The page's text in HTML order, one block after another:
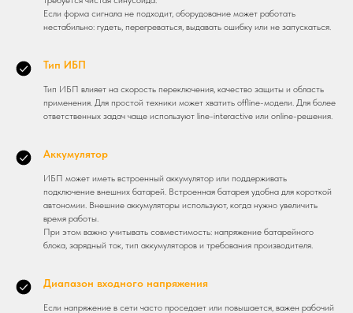
Если форма сигнала не подходит, оборудование может работать
нестабильно: гудеть, перегреваться, выдавать ошибку или не запускаться.
Тип ИБП
Тип ИБП влияет на скорость переключения, качество защиты и область
применения. Для простой техники может хватить offline-модели. Для более
ответственных задач чаще используют line-interactive или online-решения.
Аккумулятор
ИБП может иметь встроенный аккумулятор или поддерживать
подключение внешних батарей. Встроенная батарея удобна для короткой
автономии. Внешние аккумуляторы используют, когда нужно увеличить
время работы.
При этом важно учитывать совместимость: напряжение батарейного
блока, зарядный ток, тип аккумуляторов и требования производителя.
Диапазон входного напряжения
Если напряжение в сети часто проседает или повышается, важен рабочий